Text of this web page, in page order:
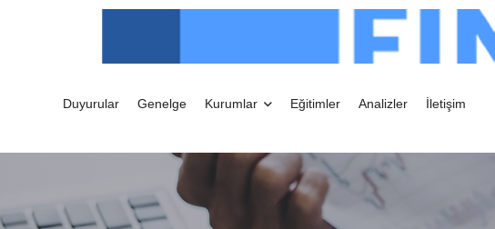
Duyurular Genelge Kurumlar Eğitimler Analizler İletişim